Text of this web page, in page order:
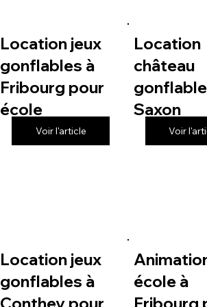
Location jeux
gonflables à
Fribourg pour
école
Voir l'article
Location
château
Saxon
Voir
Location jeux
gonflables à
Conthey pour
école à
Fribourg